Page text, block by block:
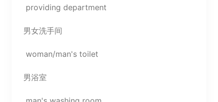
providing department
男女洗手间
woman/man's toilet
男浴室